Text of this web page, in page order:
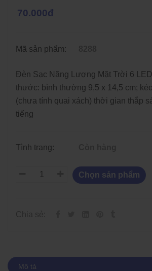
70.000đ
Mã sản phẩm:
Đèn Sạc Năng Lượng Mặt Trời 6
thước: bình thường 9,5 x 14,5 cm;
(chưa tính quai xách) thời gian thắp
tiếng
Tình trạng:
Chọn sản phẩm
Mô tả